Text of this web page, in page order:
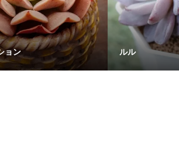
ョン ルル